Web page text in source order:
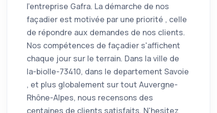
l'entreprise Gafra. La démarche de nos
façadier est motivée par une priorité , celle
de répondre aux demandes de nos clients.
Nos compétences de façadier s'affichent
chaque jour sur le terrain. Dans la ville de
la-biolle-73410, dans le departement Savoie
, et plus globalement sur tout Auvergne-
Rhône-Alpes, nous recensons des
centaines de clients satisfaits. N'hesitez